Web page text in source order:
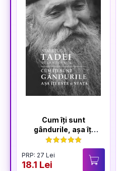
Cum îți sunt
gândurile, așa îți
este și viața
PRP: 27 Lei
18.1 Lei